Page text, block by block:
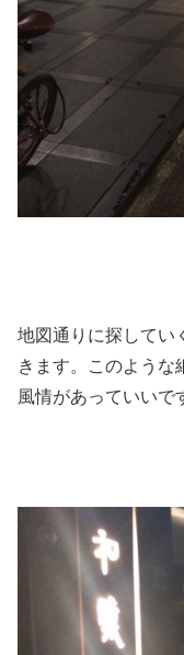
地図通りに探してい
きます。このような
風情があっていいで